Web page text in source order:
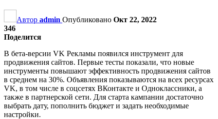
Автор admin Опубликовано Окт 22, 2022
346
Поделится
В бета-версии VK Рекламы появился инструмент для
продвижения сайтов. Первые тесты показали, что новые
инструменты повышают эффективность продвижения сайтов
в среднем на 30%. Объявления показываются на всех ресурсах
VK, в том числе в соцсетях ВКонтакте и Одноклассники, а
также в партнерской сети. Для старта кампании достаточно
выбрать дату, пополнить бюджет и задать необходимые
настройки.